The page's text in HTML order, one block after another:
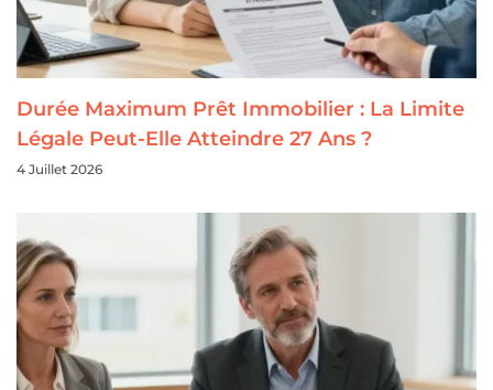
Durée Maximum Prêt Immobilier : La Limite
Légale Peut-Elle Atteindre 27 Ans ?
4 Juillet 2026